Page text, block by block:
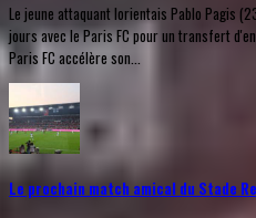
Le jeune attaquant lorientais Pablo Pagis
jours avec le Paris FC pour un transfert
Paris FC accélère son...
Le prochain match amical du Stade